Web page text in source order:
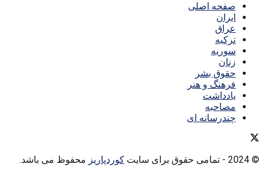
صفحه اصلی
ایران
عراق
ترکیه
سوریه
زنان
حقوق بشر
فرهنگ و هنر
یادداشت
مصاحبه
چندرسانه ای
© 2024 - تمامی حقوق برای سایت کوردپاریز محفوظ می باشد.